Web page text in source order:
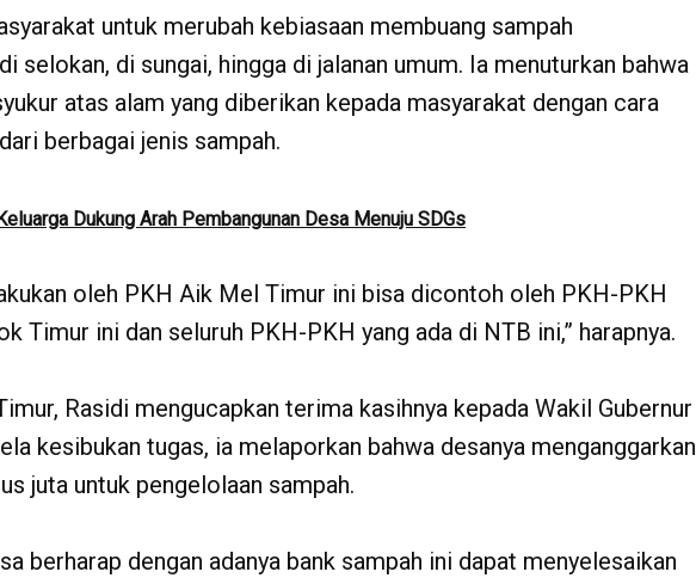
untuk merubah kebiasaan membuang sampah
selokan, di sungai, hingga di jalanan umum. Ia menuturkan bahwa
atas alam yang diberikan kepada masyarakat dengan cara
berbagai jenis sampah.
Dukung Arah Pembangunan Desa Menuju SDGs
oleh PKH Aik Mel Timur ini bisa dicontoh oleh PKH-PKH
Timur ini dan seluruh PKH-PKH yang ada di NTB ini,” harapnya.
Rasidi mengucapkan terima kasihnya kepada Wakil Gubernur
kesibukan tugas, ia melaporkan bahwa desanya menganggarkan
juta untuk pengelolaan sampah.
berharap dengan adanya bank sampah ini dapat menyelesaikan